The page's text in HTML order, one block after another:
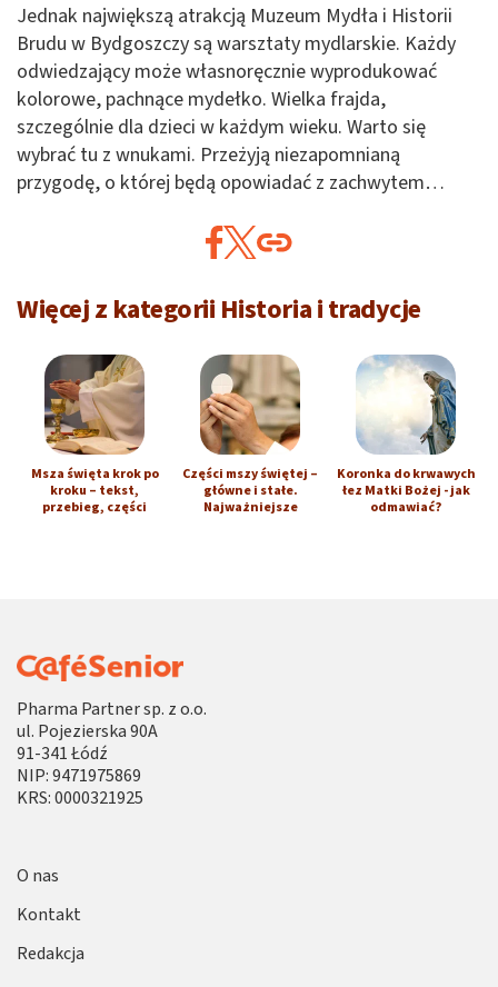
Jednak największą atrakcją Muzeum Mydła i Historii
Brudu w Bydgoszczy są warsztaty mydlarskie. Każdy
odwiedzający może własnoręcznie wyprodukować
kolorowe, pachnące mydełko. Wielka frajda,
szczególnie dla dzieci w każdym wieku. Warto się
wybrać tu z wnukami. Przeżyją niezapomnianą
przygodę, o której będą opowiadać z zachwytem…
Więcej z kategorii Historia i tradycje
Msza święta krok po
kroku – tekst,
przebieg, części
Części mszy świętej –
główne i stałe.
Najważniejsze
Koronka do krwawych
łez Matki Bożej - jak
odmawiać?
Pharma Partner sp. z o.o.
ul. Pojezierska 90A
91-341 Łódź
NIP: 9471975869
KRS: 0000321925
O nas
Kontakt
Redakcja